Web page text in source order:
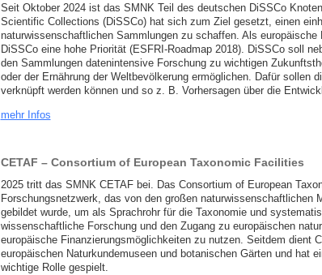
Seit Oktober 2024 ist das SMNK Teil des deutschen DiSSCo
Scientific Collections (DiSSCo) hat sich zum Ziel gesetzt, einen
naturwissenschaftlichen Sammlungen zu schaffen. Als
DiSSCo eine hohe Priorität (ESFRI-Roadmap 2018). DiSSCo soll
den Sammlungen datenintensive Forschung zu wichtigen
oder der Ernährung der Weltbevölkerung ermöglichen. Dafür sollen
verknüpft werden können und so z. B. Vorhersagen über die
mehr Infos
CETAF – Consortium of European Taxonomic Facilities
2025 tritt das SMNK CETAF bei. Das Consortium of European
Forschungsnetzwerk, das von den großen naturwissenschaftlichen
gebildet wurde, um als Sprachrohr für die Taxonomie und
wissenschaftliche Forschung und den Zugang zu europäischen
europäische Finanzierungsmöglichkeiten zu nutzen. Seitdem dient
europäischen Naturkundemuseen und botanischen Gärten und hat
wichtige Rolle gespielt.